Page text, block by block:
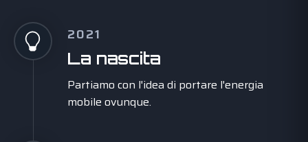
2021
La nascita
Partiamo con l'idea di portare l'energia
mobile ovunque.